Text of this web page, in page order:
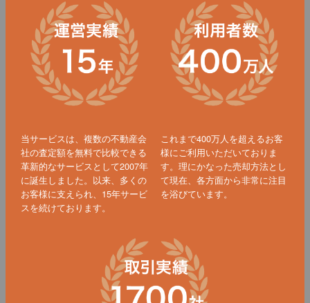
当サービスは、複数の不動産会
社の査定額を無料で比較できる
革新的なサービスとして2007年
に誕生しました。以来、多くの
お客様に支えられ、15年サービ
スを続けております。
これまで400万人を超えるお客
様にご利用いただいておりま
す。理にかなった売却方法とし
て現在、各方面から非常に注目
を浴びています。